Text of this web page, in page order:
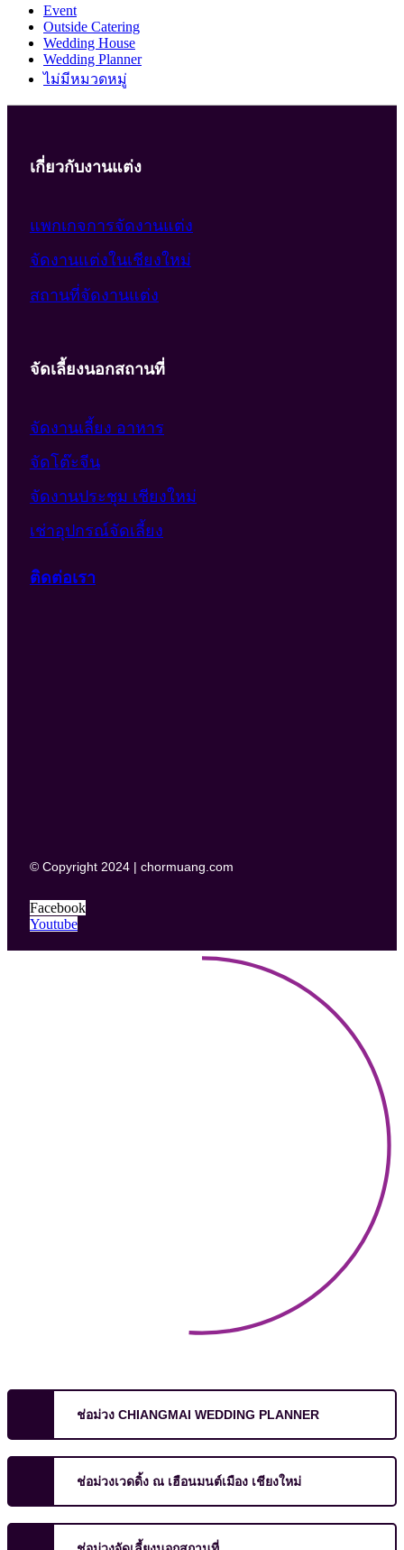
Event
Outside Catering
Wedding House
Wedding Planner
ไม่มีหมวดหมู่
เกี่ยวกับงานแต่ง
แพกเกจการจัดงานแต่ง
จัดงานแต่งในเชียงใหม่
สถานที่จัดงานแต่ง
จัดเลี้ยงนอกสถานที่
จัดงานเลี้ยง อาหาร
จัดโต๊ะจีน
จัดงานประชุม เชียงใหม่
เช่าอุปกรณ์จัดเลี้ยง
ติดต่อเรา
© Copyright 2024 | chormuang.com
Facebook
Youtube
ช่อม่วง CHIANGMAI WEDDING PLANNER
ช่อม่วงเวดดิ้ง ณ เฮือนมนต์เมือง เชียงใหม่